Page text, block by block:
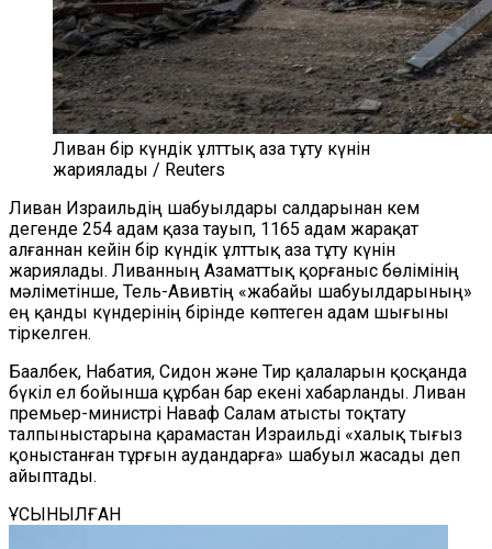
Ливан бір күндік ұлттық аза тұту күнін
жариялады / Reuters
Ливан Израильдің шабуылдары салдарынан кем
дегенде 254 адам қаза тауып, 1165 адам жарақат
алғаннан кейін бір күндік ұлттық аза тұту күнін
жариялады. Ливанның Азаматтық қорғаныс бөлімінің
мәліметінше, Тель-Авивтің «жабайы шабуылдарының»
ең қанды күндерінің бірінде көптеген адам шығыны
тіркелген.
Баалбек, Набатия, Сидон және Тир қалаларын қосқанда
бүкіл ел бойынша құрбан бар екені хабарланды. Ливан
премьер-министрі Наваф Салам атысты тоқтату
талпыныстарына қарамастан Израильді «халық тығыз
қоныстанған тұрғын аудандарға» шабуыл жасады деп
айыптады.
ҰСЫНЫЛҒАН